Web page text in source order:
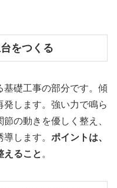
をつくる
礎工事の部分です。傾
します。強い力で鳴ら
の動きを優しく整え、
します。 ポイントは、
えること 。